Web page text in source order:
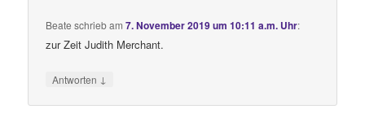
Beate schriebam7. November 2019 um 10:11 a.m. Uhr:
zur Zeit Judith Merchant.
Antworten ↓